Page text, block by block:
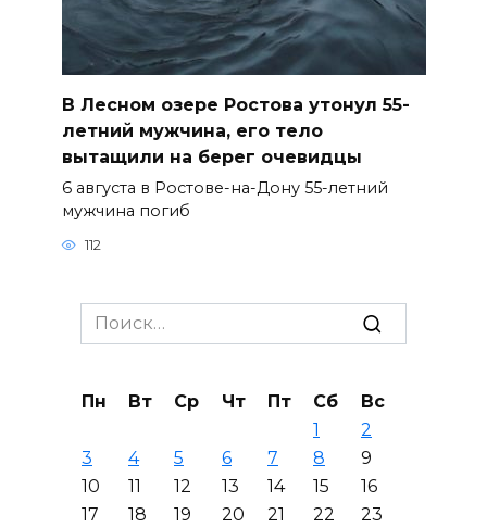
В Лесном озере Ростова утонул 55-
летний мужчина, его тело
вытащили на берег очевидцы
6 августа в Ростове-на-Дону 55-летний
мужчина погиб
112
Search
for:
Пн Вт Ср Чт Пт Сб
Вс
1
2
3
4 5 6 7 8
9
10
11 12 13 14 15
16
17
18 19 20 21 22
23